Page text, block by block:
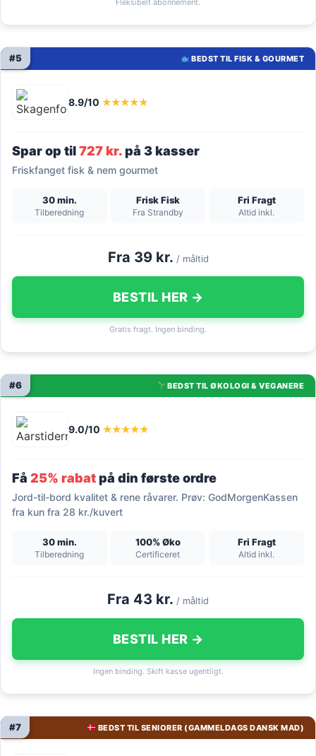
BEDST TIL FISK & GOURMET
#5
8.9/10 ★★★★★
Spar op til727 kr.på 3 kasser
Friskfanget fisk & nem gourmet
30 min.
Tilberedning
Frisk Fisk
Fra Strandby
Fri Fragt
Altid inkl.
Fra 39 kr. / måltid
BESTIL HER →
Gratis fragt. Ingen binding.
BEDST TIL ØKOLOGI & VEGANERE
#6
9.0/10 ★★★★★
Få 25% rabatpå din første ordre
Jord-til-bord kvalitet & rene råvarer. Prøv: GodMorgenKassen
fra kun fra 28 kr./kuvert
30 min.
Tilberedning
100% Øko
Certificeret
Fri Fragt
Altid inkl.
Fra 43 kr. / måltid
BESTIL HER →
Ingen binding. Skift kasse ugentligt.
BEDST TIL SENIORER (GAMMELDAGS DANSK MAD)
#7